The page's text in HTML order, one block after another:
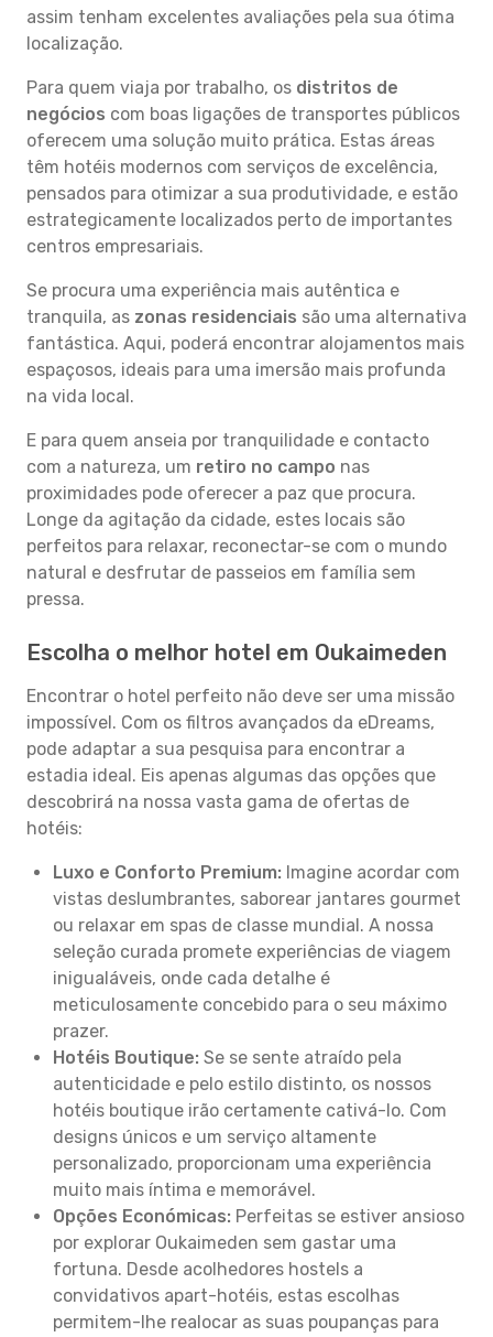
assim tenham excelentes avaliações pela sua ótima
localização.
Para quem viaja por trabalho, os distritos de
negócios com boas ligações de transportes públicos
oferecem uma solução muito prática. Estas áreas
têm hotéis modernos com serviços de excelência,
pensados para otimizar a sua produtividade, e estão
estrategicamente localizados perto de importantes
centros empresariais.
Se procura uma experiência mais autêntica e
tranquila, as zonas residenciais são uma alternativa
fantástica. Aqui, poderá encontrar alojamentos mais
espaçosos, ideais para uma imersão mais profunda
na vida local.
E para quem anseia por tranquilidade e contacto
com a natureza, um retiro no campo nas
proximidades pode oferecer a paz que procura.
Longe da agitação da cidade, estes locais são
perfeitos para relaxar, reconectar-se com o mundo
natural e desfrutar de passeios em família sem
pressa.
Escolha o melhor hotel em Oukaimeden
Encontrar o hotel perfeito não deve ser uma missão
impossível. Com os filtros avançados da eDreams,
pode adaptar a sua pesquisa para encontrar a
estadia ideal. Eis apenas algumas das opções que
descobrirá na nossa vasta gama de ofertas de
hotéis:
Luxo e Conforto Premium: Imagine acordar com
vistas deslumbrantes, saborear jantares gourmet
ou relaxar em spas de classe mundial. A nossa
seleção curada promete experiências de viagem
inigualáveis, onde cada detalhe é
meticulosamente concebido para o seu máximo
prazer.
Hotéis Boutique: Se se sente atraído pela
autenticidade e pelo estilo distinto, os nossos
hotéis boutique irão certamente cativá-lo. Com
designs únicos e um serviço altamente
personalizado, proporcionam uma experiência
muito mais íntima e memorável.
Opções Económicas: Perfeitas se estiver ansioso
por explorar Oukaimeden sem gastar uma
fortuna. Desde acolhedores hostels a
convidativos apart-hotéis, estas escolhas
permitem-lhe realocar as suas poupanças para